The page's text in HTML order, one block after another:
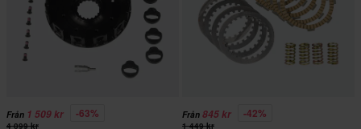
Från 1 509 kr -63%
4 099 kr
Från 845 kr -42%
1 449 kr